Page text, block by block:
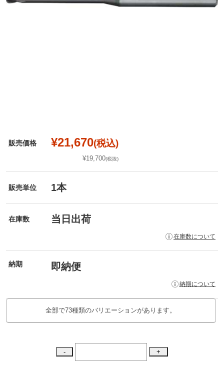
販売価格 ¥21,670(税込)
¥19,700(税抜)
販売単位 1本
在庫数 当日出荷
在庫数について
納期 即納便
納期について
全部で73種類のバリエーションがあります。